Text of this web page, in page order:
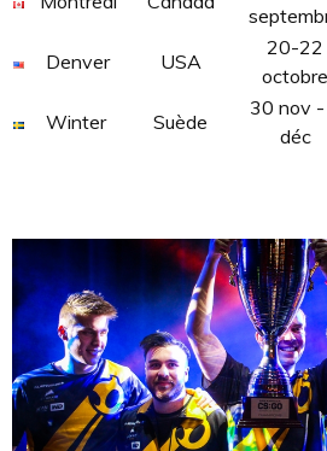
Denver
USA
20-22
octobre
Winter
Suède
30 nov -
déc